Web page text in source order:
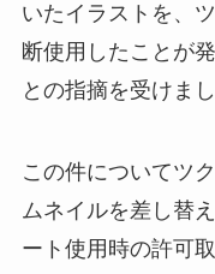
いたイラストを、
断使用したことが
との指摘を受けまし
この件についてツ
ムネイルを差し替
ート使用時の許可